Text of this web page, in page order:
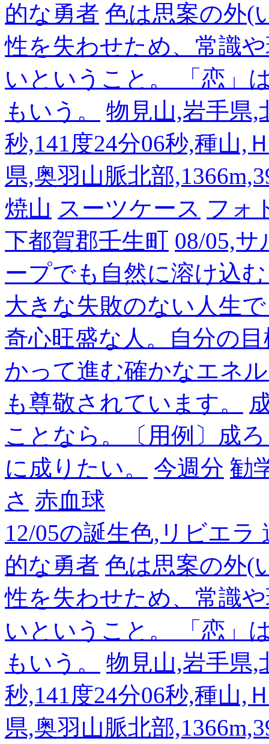
的な勇者 色は思案の外(
性を失わせため、常識
いということ。 「恋」
もいう。
物見山,岩手県,
秒,141度24分06秒,種山,
県,奥羽山脈北部
焼山 スーツケース フォ
下都賀郡壬生町 08/05,
ープでも自然に溶け込
大きな失敗のない人生
奇心旺盛な人。自分の
かって進む確かなエネ
も尊敬されています。
ことなら。〔用例〕成
に成りたい。
今週分 勧
さ 赤血球
12/05の誕生色,リビエ
的な勇者 色は思案の外(
性を失わせため、常識
いということ。 「恋」
もいう。
物見山,岩手県,
秒,141度24分06秒,種山,
県,奥羽山脈北部